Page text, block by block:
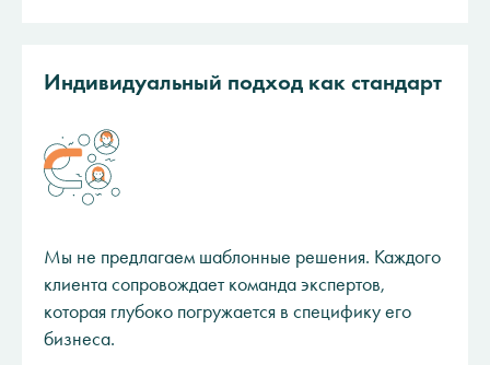
Индивидуальный подход как стандарт
Мы не предлагаем шаблонные решения. Каждого
клиента сопровождает команда экспертов,
которая глубоко погружается в специфику его
бизнеса.